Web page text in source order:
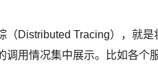
Distributed Tracing），就
用情况集中展示。比如各个